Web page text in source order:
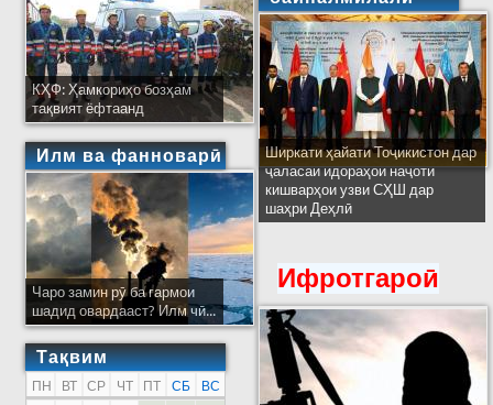
КҲФ: Ҳамкориҳо бозҳам
тақвият ёфтаанд
Илм ва фанноварӣ
Чаро замин рӯ ба гармои
шадид овардааст? Илм чӣ...
Тақвим
ПН ВТ СР ЧТ ПТ СБ
ВС
Ширкати ҳайати Тоҷикистон дар
ҷаласаи идораҳои наҷоти
кишварҳои узви СҲШ дар
шаҳри Деҳлӣ
Ифротгароӣ